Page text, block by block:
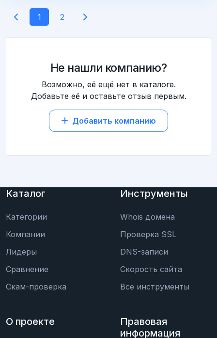
1 2
Не нашли компанию?
Возможно, её ещё нет в каталоге.
Добавьте её и оставьте отзыв первым.
Добавить компанию
Каталог
Категории
Компании
Лидеры
Сравнение
Скам-проверка
Инструменты
Whois домена
Проверка SSL
DNS-записи
Скорость сайта
Все инструменты
О проекте
Правовая
информация